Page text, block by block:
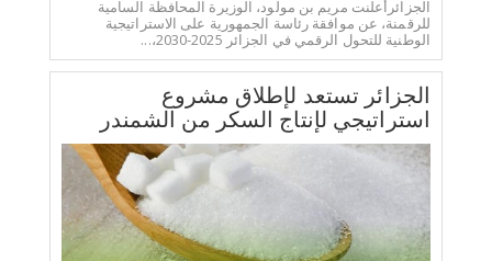
الجزائرأعلنت مريم بن مولود، الوزيرة المحافظة السامية
للرقمنة، عن موافقة رئاسة الجمهورية على الاستراتيجية
الوطنية للتحول الرقمي في الجزائر 2025-2030،...
الجزائر تستعد لإطلاق مشروع
استراتيجي لإنتاج السكر من الشمندر